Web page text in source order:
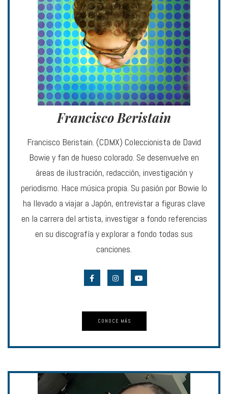
Francisco Beristain
Francisco Beristain. (CDMX) Coleccionista de David
Bowie y fan de hueso colorado. Se desenvuelve en
áreas de ilustración, redacción, investigación y
periodismo. Hace música propia. Su pasión por Bowie lo
ha llevado a viajar a Japón, entrevistar a figuras clave
en la carrera del artista, investigar a fondo referencias
en su discografía y explorar a fondo todas sus
canciones.
CONOCE MÁS